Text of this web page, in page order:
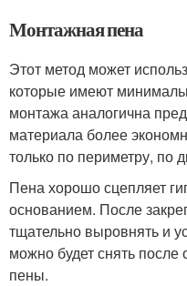
Монтажная пена
Этот метод может
которые имеют
монтажа аналогична
материала более
только по периметру, по
Пена хорошо сцепляет
основанием. После
тщательно выровнять и
можно будет снять после
пены.